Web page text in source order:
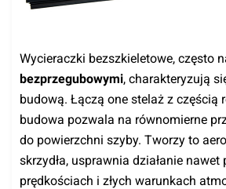
Wycieraczki bezszkieletowe, często
bezprzegubowymi, charakteryzują
budową. Łączą one stelaż z częścią
budowa pozwala na równomierne
do powierzchni szyby. Tworzy to
skrzydła, usprawnia działanie nawet
prędkościach i złych warunkach